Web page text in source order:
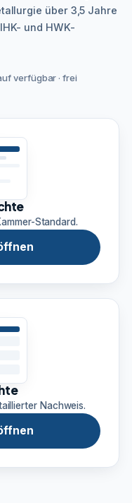
über 3,5 Jahre
und HWK-
verfügbar · frei
Standard.
Nachweis.